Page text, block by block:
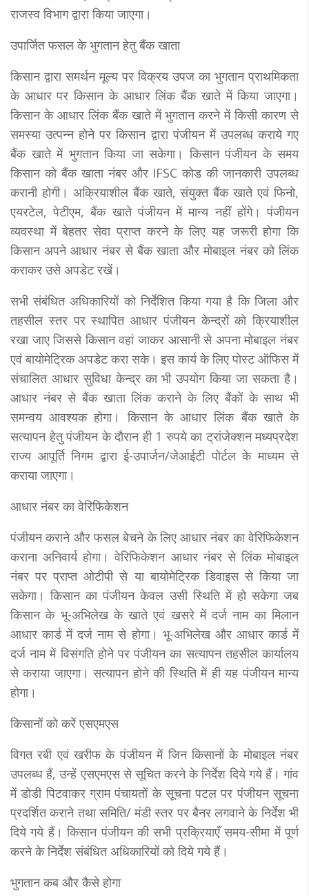
राजस्व विभाग द्वारा किया जाएगा।
उपार्जित फसल के भुगतान हेतु बैंक खाता
किसान द्वारा समर्थन मूल्य पर विक्रय उपज का भुगतान प्राथमिकता
के आधार पर किसान के आधार लिंक बैंक खाते में किया जाएगा।
किसान के आधार लिंक बैंक खाते में भुगतान करने में किसी कारण से
समस्या उत्पन्न होने पर किसान द्वारा पंजीयन में उपलब्ध कराये गए
बैंक खाते में भुगतान किया जा सकेगा। किसान पंजीयन के समय
किसान को बैंक खाता नंबर और IFSC कोड की जानकारी उपलब्ध
करानी होगी। अक्रियाशील बैंक खाते, संयुक्त बैंक खाते एवं फिनो,
एयरटेल, पेटीएम, बैंक खाते पंजीयन में मान्य नहीं होंगे। पंजीयन
व्यवस्था में बेहतर सेवा प्राप्त करने के लिए यह जरूरी होगा कि
किसान अपने आधार नंबर से बैंक खाता और मोबाइल नंबर को लिंक
कराकर उसे अपडेट रखें।
सभी संबंधित अधिकारियों को निर्देशित किया गया है कि जिला और
तहसील स्तर पर स्थापित आधार पंजीयन केन्द्रों को क्रियाशील
रखा जाए जिससे किसान वहां जाकर आसानी से अपना मोबाइल नंबर
एवं बायोमेट्रिक अपडेट करा सके। इस कार्य के लिए पोस्ट ऑफिस में
संचालित आधार सुविधा केन्द्र का भी उपयोग किया जा सकता है।
आधार नंबर से बैंक खाता लिंक कराने के लिए बैंकों के साथ भी
समन्वय आवश्यक होगा। किसान के आधार लिंक बैंक खाते के
सत्यापन हेतु पंजीयन के दौरान ही 1 रुपये का ट्रांजेक्शन मध्यप्रदेश
राज्य आपूर्ति निगम द्वारा ई-उपार्जन/जेआईटी पोर्टल के माध्यम से
कराया जाएगा।
आधार नंबर का वेरिफिकेशन
पंजीयन कराने और फसल बेचने के लिए आधार नंबर का वेरिफिकेशन
कराना अनिवार्य होगा। वेरिफिकेशन आधार नंबर से लिंक मोबाइल
नंबर पर प्राप्त ओटीपी से या बायोमेट्रिक डिवाइस से किया जा
सकेगा। किसान का पंजीयन केवल उसी स्थिति में हो सकेगा जब
किसान के भू-अभिलेख के खाते एवं खसरे में दर्ज नाम का मिलान
आधार कार्ड में दर्ज नाम से होगा। भू-अभिलेख और आधार कार्ड में
दर्ज नाम में विसंगति होने पर पंजीयन का सत्यापन तहसील कार्यालय
से कराया जाएगा। सत्यापन होने की स्थिति में ही यह पंजीयन मान्य
होगा।
किसानों को करें एसएमएस
विगत रबी एवं खरीफ के पंजीयन में जिन किसानों के मोबाइल नंबर
उपलब्ध हैं, उन्हें एसएमएस से सूचित करने के निर्देश दिये गये हैं। गांव
में डोडी पिटवाकर ग्राम पंचायतों के सूचना पटल पर पंजीयन सूचना
प्रदर्शित कराने तथा समिति/ मंडी स्तर पर बैनर लगवाने के निर्देश भी
दिये गये हैं। किसान पंजीयन की सभी प्रक्रियाएँ समय-सीमा में पूर्ण
करने के निर्देश संबंधित अधिकारियों को दिये गये हैं।
भुगतान कब और कैसे होगा